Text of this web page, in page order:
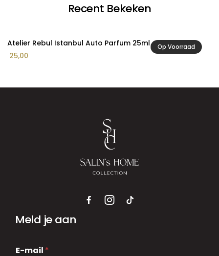
Recent Bekeken
Op Voorraad
Atelier Rebul Istanbul Auto Parfum 25ml
25,00
Meld je aan
-
E-mail *